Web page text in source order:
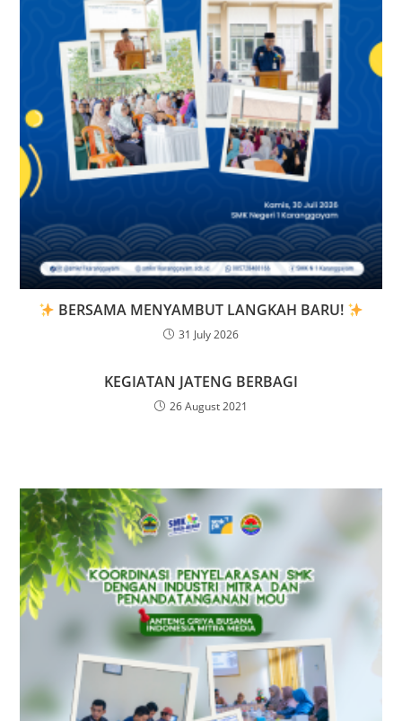
BERSAMA MENYAMBUT LANGKAH BARU!
31 July 2026
KEGIATAN JATENG BERBAGI
26 August 2021